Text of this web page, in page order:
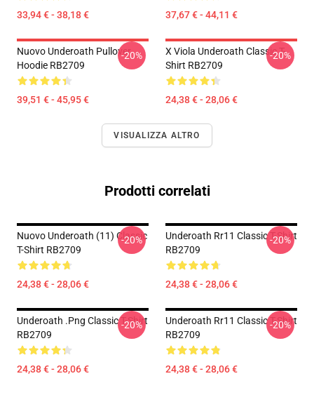
33,94 € - 38,18 € 37,67 € - 44,11 €
Nuovo Underoath Pullover
Hoodie RB2709
39,51 € - 45,95 €
-20%
X Viola Underoath Classic T-
Shirt RB2709
24,38 € - 28,06 €
-20%
VISUALIZZA ALTRO
Prodotti correlati
Nuovo Underoath (11) Classic
T-Shirt RB2709
24,38 € - 28,06 €
-20%
Underoath Rr11 Classic T-Shirt
RB2709
24,38 € - 28,06 €
-20%
Underoath .png Classic T-Shirt
RB2709
24,38 € - 28,06 €
-20%
Underoath Rr11 Classic T-Shirt
RB2709
24,38 € - 28,06 €
-20%